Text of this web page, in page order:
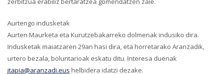
Aurtengo indusketak
Aurten Maurketa eta Kurutzebakarreko dolmenak indusiko dira.
Indusketak maiatzaren 29an hasi dira, eta horretarako Aranzadik,
urtero bezala, boluntarioak eskatu ditu. Interesa duenak
jtapia@aranzadi.eus helbidera idatzi dezake.